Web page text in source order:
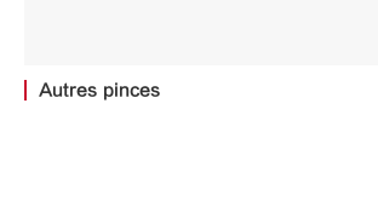
Autres pinces